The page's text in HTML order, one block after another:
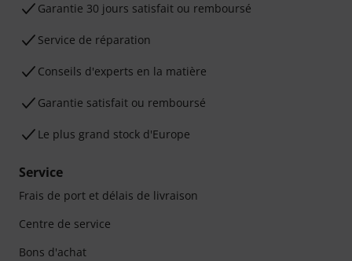
Garantie 30 jours satisfait ou remboursé
Service de réparation
Conseils d'experts en la matière
Garantie satisfait ou remboursé
Le plus grand stock d'Europe
Service
Frais de port et délais de livraison
Centre de service
Bons d'achat